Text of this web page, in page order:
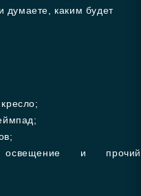
думаете, каким будет
освещение и прочий